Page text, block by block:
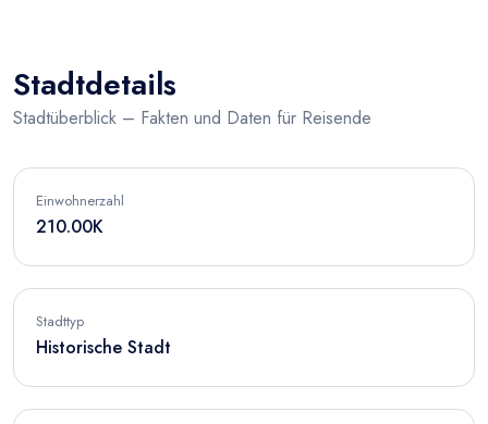
Stadtdetails
Stadtüberblick – Fakten und Daten für Reisende
Einwohnerzahl
210.00K
Stadttyp
Historische Stadt